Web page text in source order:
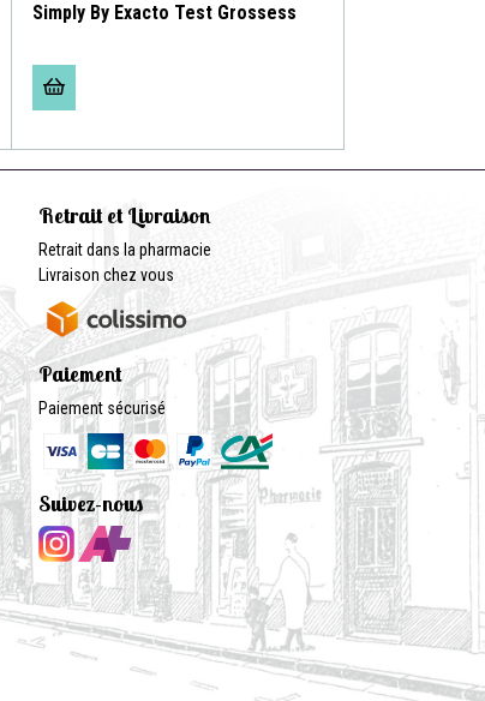
Simply By Exacto Test Grossess
Retrait et Livraison
Retrait dans la pharmacie
Livraison chez vous
Paiement
Paiement sécurisé
Suivez-nous